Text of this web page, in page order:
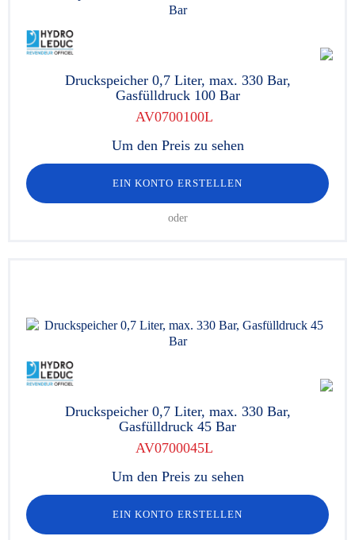
Druckspeicher 0,7 Liter, max. 330 Bar,
Gasfülldruck 100 Bar
AV0700100L
Um den Preis zu sehen
EIN KONTO ERSTELLEN
oder
Druckspeicher 0,7 Liter, max. 330 Bar,
Gasfülldruck 45 Bar
AV0700045L
Um den Preis zu sehen
EIN KONTO ERSTELLEN